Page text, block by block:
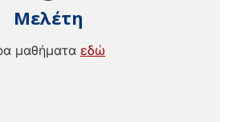
Μελέτη
μαθήματα εδώ